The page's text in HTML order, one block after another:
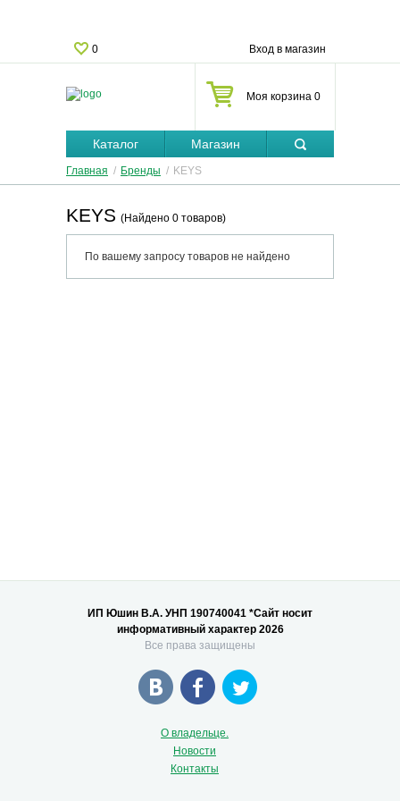
0 Вход в магазин
Моя корзина 0
Каталог Магазин
Главная / Бренды / KEYS
KEYS (Найдено 0 товаров)
По вашему запросу товаров не найдено
ИП Юшин В.А. УНП 190740041 *Сайт носит
информативный характер 2026
Все права защищены
О владельце.
Новости
Контакты